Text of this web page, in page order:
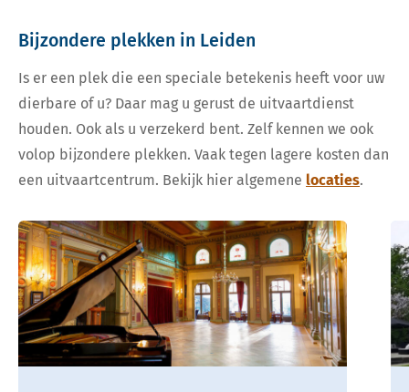
Bijzondere plekken in Leiden
Is er een plek die een speciale betekenis heeft voor uw
dierbare of u? Daar mag u gerust de uitvaartdienst
houden. Ook als u verzekerd bent. Zelf kennen we ook
volop bijzondere plekken. Vaak tegen lagere kosten dan
een uitvaartcentrum. Bekijk hier algemene locaties.